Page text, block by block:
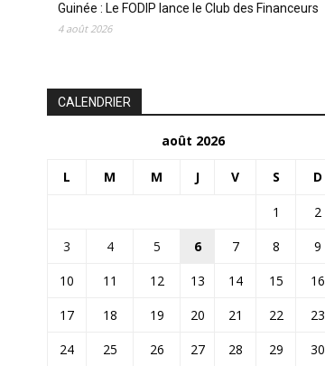
Guinée : Le FODIP lance le Club des Financeurs
4 août 2026
CALENDRIER
août 2026
L M M J V S D
1
2
3
4 5 6 7 8
9
10
11 12 13 14 15
16
17
18 19 20 21 22
23
24
25 26 27 28 29
30